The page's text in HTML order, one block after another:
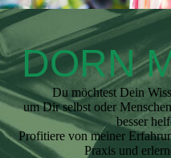
DORN
Du möchtest Dein
um Dir selbst oder
besser
Profitiere von meiner
Praxis und